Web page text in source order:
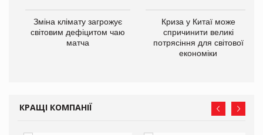
Зміна клімату загрожує
світовим дефіцитом чаю
матча
Криза у Китаї може
спричинити великі
потрясіння для світової
економіки
КРАЩІ КОМПАНІЇ